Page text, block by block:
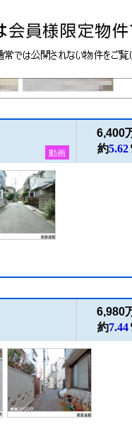
動画
6,400
約5.62
6,980
約7.44